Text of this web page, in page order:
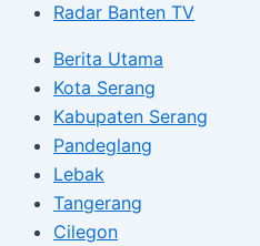
Radar Banten TV
Berita Utama
Kota Serang
Kabupaten Serang
Pandeglang
Lebak
Tangerang
Cilegon